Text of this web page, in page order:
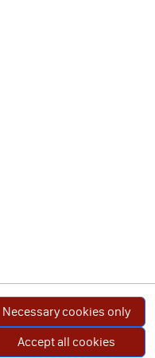
Necessary cookies only
Accept all cookies